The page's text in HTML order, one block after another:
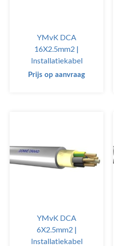
YMvK DCA
16X2.5mm2 |
Installatiekabel
Prijs op aanvraag
YMvK DCA
6X2.5mm2 |
Installatiekabel